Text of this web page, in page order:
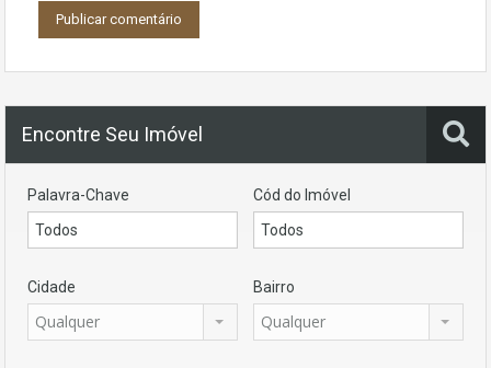
Encontre Seu Imóvel
Palavra-Chave Cód do Imóvel
Cidade
Qualquer
Bairro
Qualquer